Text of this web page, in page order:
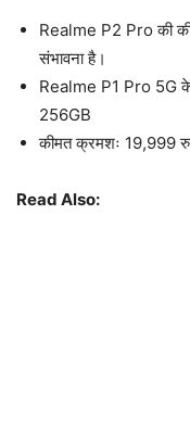
Realme P2 Pro की
संभावना है।
Realme P1 Pro 5G
256GB
कीमत क्रमशः 19,999
Read Also: